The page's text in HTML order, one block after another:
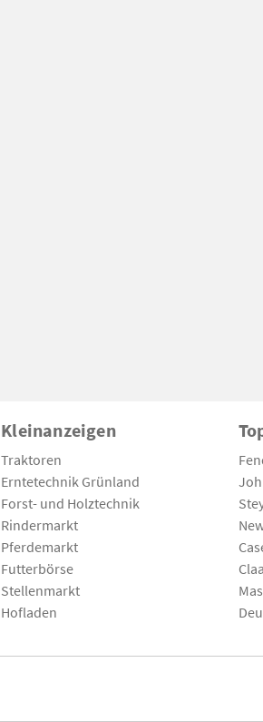
Kleinanzeigen
Traktoren
Erntetechnik Grünland
Forst- und Holztechnik
Rindermarkt
Pferdemarkt
Futterbörse
Stellenmarkt
Hofladen